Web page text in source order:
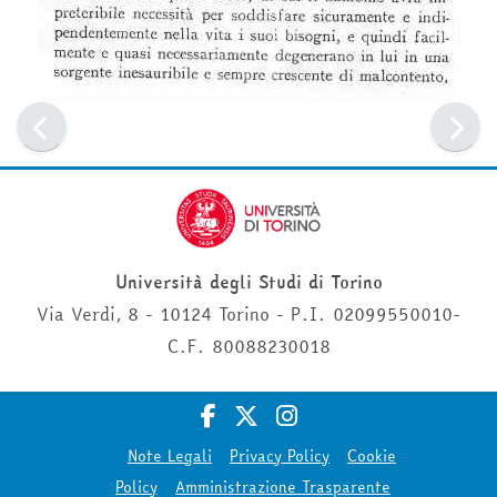
Università degli Studi di Torino
Via Verdi, 8 - 10124 Torino - P.I. 02099550010-
C.F. 80088230018
Note Legali Privacy Policy
Cookie
Policy
Amministrazione Trasparente